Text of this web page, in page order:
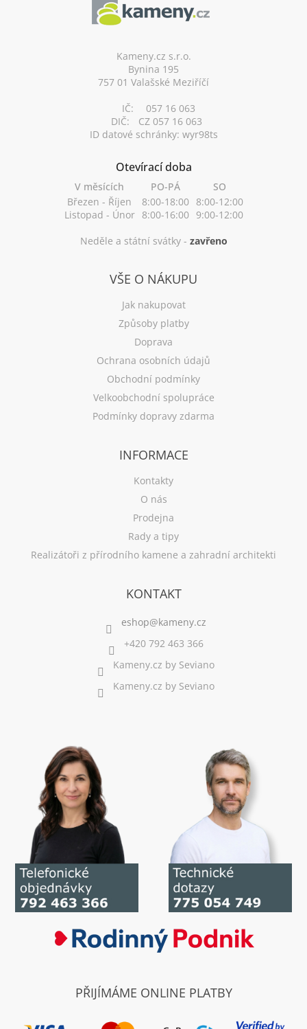
Kameny.cz s.r.o.
Bynina 195
757 01 Valašské Meziříčí
IČ:
057 16 063
DIČ:
CZ 057 16 063
ID datové schránky: wyr98ts
Otevírací doba
V měsících PO-PÁ
SO
Březen - Říjen
8:00-18:00 8:00-12:00
Listopad - Únor 8:00-16:00 9:00-12:00
Neděle a státní svátky - zavřeno
VŠE O NÁKUPU
Jak nakupovat
Způsoby platby
Doprava
Ochrana osobních údajů
Obchodní podmínky
Velkoobchodní spolupráce
Podmínky dopravy zdarma
INFORMACE
Kontakty
O nás
Prodejna
Rady a tipy
Realizátoři z přírodního kamene a zahradní architekti
KONTAKT
+420 792 463 366
Kameny.cz by Seviano
Kameny.cz by Seviano
PŘIJÍMÁME ONLINE PLATBY